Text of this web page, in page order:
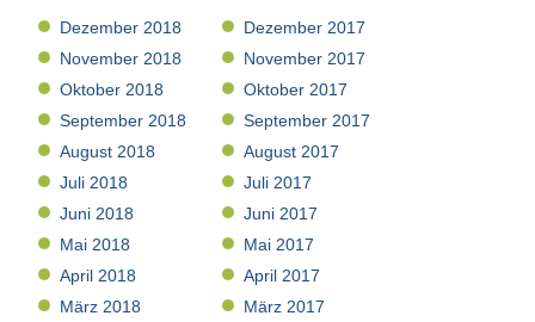
Dezember 2018
November 2018
Oktober 2018
September 2018
August 2018
Juli 2018
Juni 2018
Mai 2018
April 2018
März 2018
Dezember 2017
November 2017
Oktober 2017
September 2017
August 2017
Juli 2017
Juni 2017
Mai 2017
April 2017
März 2017